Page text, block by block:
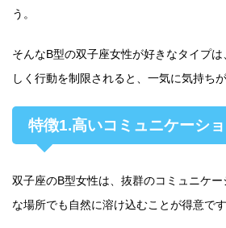
う。
そんなB型の双子座女性が好きなタイプ
しく行動を制限されると、一気に気持ち
特徴1.高いコミュニケーシ
双子座のB型女性は、抜群のコミュニケ
な場所でも自然に溶け込むことが得意です